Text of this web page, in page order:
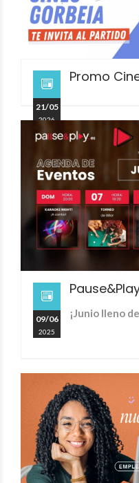
Promo
21/05
2026
¡Junio lleno
09/06
2025